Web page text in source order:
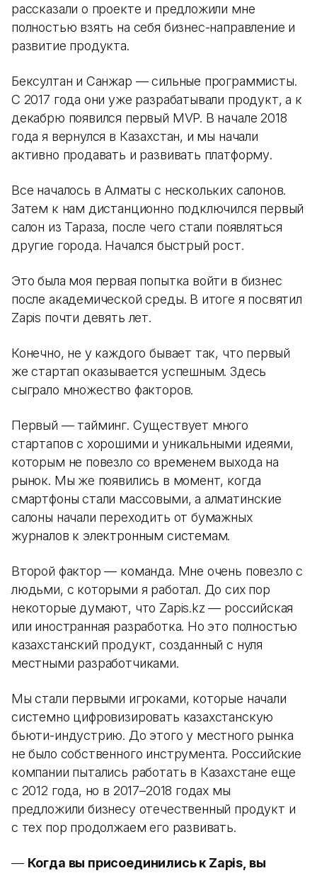
рассказали о проекте и предложили мне
полностью взять на себя бизнес-направление и
развитие продукта.
Бексултан и Санжар — сильные программисты.
С 2017 года они уже разрабатывали продукт, а к
декабрю появился первый MVP. В начале 2018
года я вернулся в Казахстан, и мы начали
активно продавать и развивать платформу.
Все началось в Алматы с нескольких салонов.
Затем к нам дистанционно подключился первый
салон из Тараза, после чего стали появляться
другие города. Начался быстрый рост.
Это была моя первая попытка войти в бизнес
после академической среды. В итоге я посвятил
Zapis почти девять лет.
Конечно, не у каждого бывает так, что первый
же стартап оказывается успешным. Здесь
сыграло множество факторов.
Первый — тайминг. Существует много
стартапов с хорошими и уникальными идеями,
которым не повезло со временем выхода на
рынок. Мы же появились в момент, когда
смартфоны стали массовыми, а алматинские
салоны начали переходить от бумажных
журналов к электронным системам.
Второй фактор — команда. Мне очень повезло с
людьми, с которыми я работал. До сих пор
некоторые думают, что Zapis.kz — российская
или иностранная разработка. Но это полностью
казахстанский продукт, созданный с нуля
местными разработчиками.
Мы стали первыми игроками, которые начали
системно цифровизировать казахстанскую
бьюти-индустрию. До этого у местного рынка
не было собственного инструмента. Российские
компании пытались работать в Казахстане еще
с 2012 года, но в 2017–2018 годах мы
предложили бизнесу отечественный продукт и
с тех пор продолжаем его развивать.
— Когда вы присоединились к Zapis, вы